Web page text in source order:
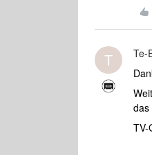
T Te-
das
TV-